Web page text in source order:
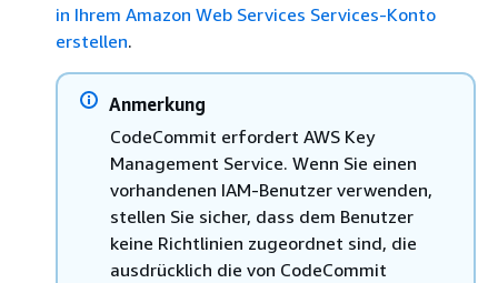
in Ihrem Amazon Web Services Services-Konto
erstellen.
Anmerkung
CodeCommit erfordert AWS Key
Management Service. Wenn Sie einen
vorhandenen IAM-Benutzer verwenden,
stellen Sie sicher, dass dem Benutzer
keine Richtlinien zugeordnet sind, die
ausdrücklich die von CodeCommit